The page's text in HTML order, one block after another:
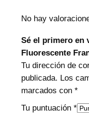
No hay
Sé el primero en
Fluorescente
Tu dirección de
publicada. Los
marcados con *
Tu puntuación *